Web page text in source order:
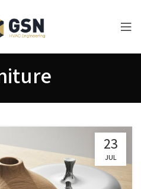
23
JUL